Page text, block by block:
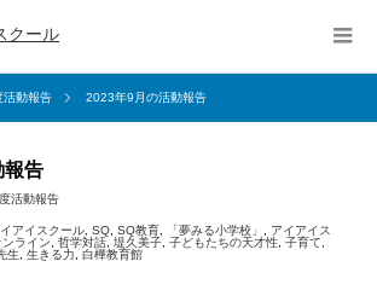
クール
活動報告 2023年9月の活動報告
報告
活動報告
アイスクール SQ SQ教育 「夢みる小学校」
アイアイス
ンライン 哲学対話 堤久美子 子どもたちの天才性 子育て
生 生きる力 白樺教育館